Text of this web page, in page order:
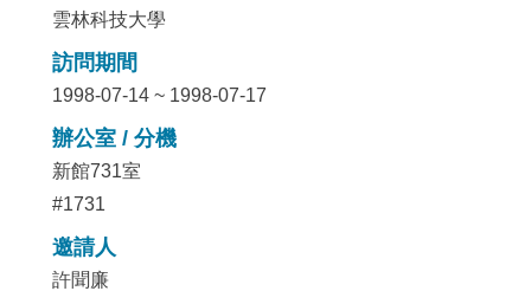
雲林科技大學
訪問期間
1998-07-14 ~ 1998-07-17
辦公室 / 分機
新館731室
#1731
邀請人
許聞廉